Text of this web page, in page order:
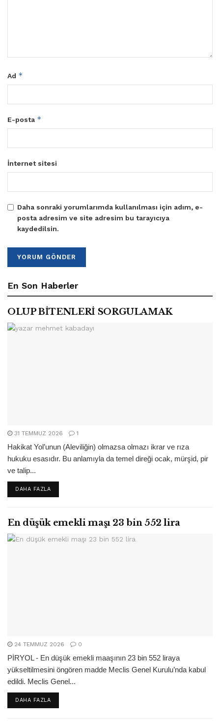
Ad *
E-posta *
İnternet sitesi
Daha sonraki yorumlarımda kullanılması için adım, e-
posta adresim ve site adresim bu tarayıcıya
kaydedilsin.
En Son Haberler
OLUP BİTENLERİ SORGULAMAK
31 TEMMUZ 2026 1
Hakikat Yol’unun (Aleviliğin) olmazsa olmazı ikrar ve rıza
hukuku esasıdır. Bu anlamıyla da temel direği ocak, mürşid, pir
ve talip...
DAHA FAZLADETAILS
En düşük emekli maşı 23 bin 552 lira
24 TEMMUZ 2026 0
PİRYOL - En düşük emekli maaşının 23 bin 552 liraya
yükseltilmesini öngören madde Meclis Genel Kurulu’nda kabul
edildi. Meclis Genel...
DAHA FAZLADETAILS